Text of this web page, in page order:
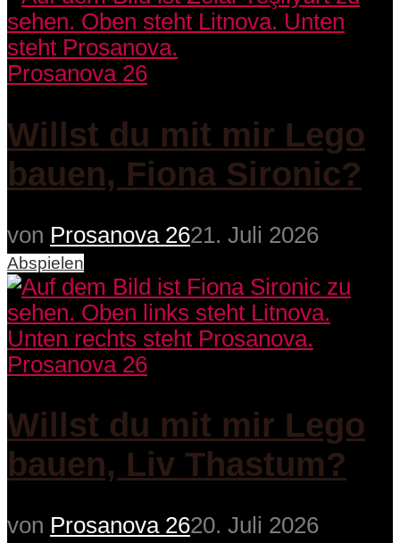
Prosanova 26
Willst du mit mir Lego
bauen, Fiona Sironic?
von Prosanova 2621. Juli 2026
Abspielen
Prosanova 26
Willst du mit mir Lego
bauen, Liv Thastum?
von Prosanova 2620. Juli 2026